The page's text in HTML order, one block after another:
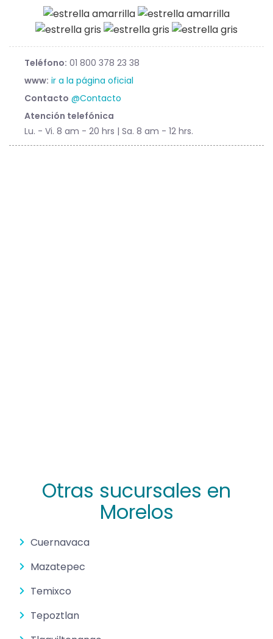
Teléfono: 01 800 378 23 38
www: ir a la página oficial
Contacto @Contacto
Atención telefónica
Lu. - Vi. 8 am - 20 hrs | Sa. 8 am - 12 hrs.
Otras sucursales en
Morelos
Cuernavaca
Mazatepec
Temixco
Tepoztlan